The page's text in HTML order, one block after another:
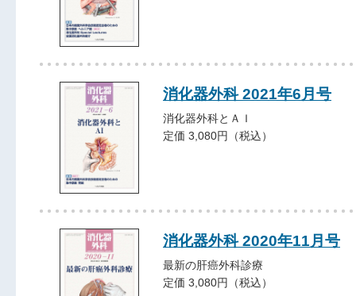
消化器外科 2021年6月号
消化器外科とＡＩ
定価 3,080円（税込）
消化器外科 2020年11月号
最新の肝癌外科診療
定価 3,080円（税込）